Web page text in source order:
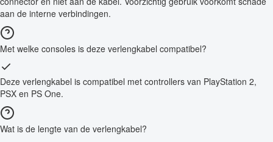
aan de interne verbindingen.
Met welke consoles is deze verlengkabel compatibel?
Deze verlengkabel is compatibel met controllers van PlayStation 2,
PSX en PS One.
Wat is de lengte van de verlengkabel?